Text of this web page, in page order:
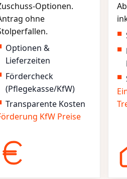
Optionen.
ohne
Optionen &
Lieferzeiten
Fördercheck
(Pflegekasse/KfW)
Transparente Kosten
KfW Preise